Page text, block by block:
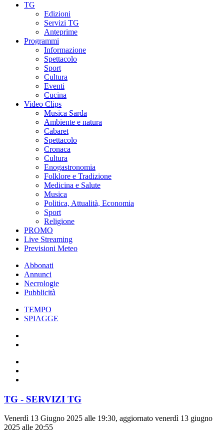
TG
Edizioni
Servizi TG
Anteprime
Programmi
Informazione
Spettacolo
Sport
Cultura
Eventi
Cucina
Video Clips
Musica Sarda
Ambiente e natura
Cabaret
Spettacolo
Cronaca
Cultura
Enogastronomia
Folklore e Tradizione
Medicina e Salute
Musica
Politica, Attualità, Economia
Sport
Religione
PROMO
Live Streaming
Previsioni Meteo
Abbonati
Annunci
Necrologie
Pubblicità
TEMPO
SPIAGGE
TG - SERVIZI TG
Venerdì 13 Giugno 2025 alle 19:30, aggiornato venerdì 13 giugno
2025 alle 20:55